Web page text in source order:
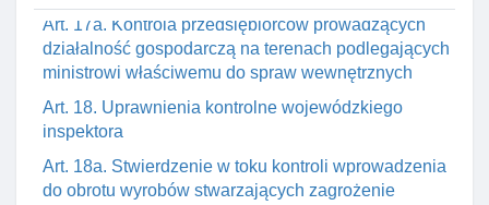
Art. 17a. Kontrola przedsiębiorców prowadzących
działalność gospodarczą na terenach podlegających
ministrowi właściwemu do spraw wewnętrznych
Art. 18. Uprawnienia kontrolne wojewódzkiego
inspektora
Art. 18a. Stwierdzenie w toku kontroli wprowadzenia
do obrotu wyrobów stwarzających zagrożenie